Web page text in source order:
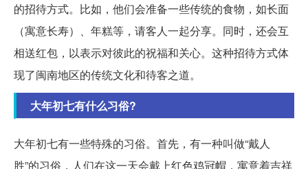
的招待方式。比如，他们会准备一些传统的食物，如长面
（寓意长寿）、年糕等，请客人一起分享。同时，还会互
相送红包，以表示对彼此的祝福和关心。这种招待方式体
现了闽南地区的传统文化和待客之道。
大年初七有什么习俗?
大年初七有一些特殊的习俗。首先，有一种叫做“戴人
胜”的习俗，人们在这一天会戴上红色鸡冠帽，寓意着吉祥